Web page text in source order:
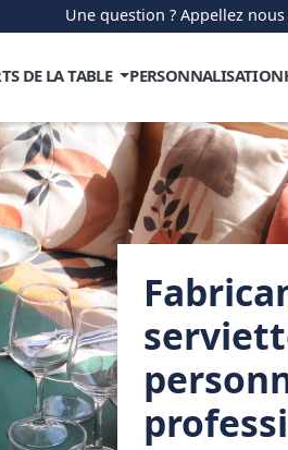
Une question ? Appellez
DE LA TABLE PERSONNALISATION